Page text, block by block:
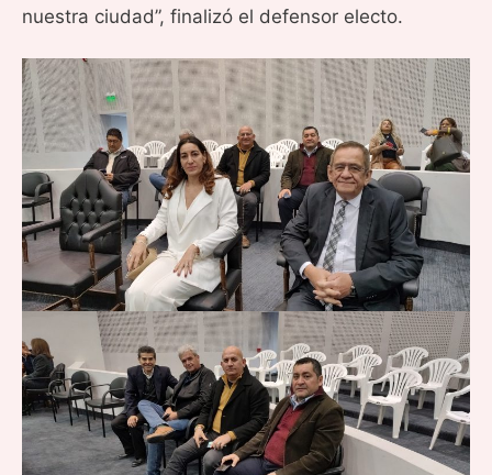
nuestra ciudad”, finalizó el defensor electo.